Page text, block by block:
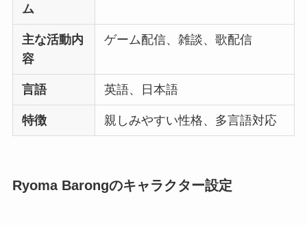
ム
主な活動内
容
ゲーム配信、雑談、歌配信
言語 英語、日本語
特徴 親しみやすい性格、多言語対応
Ryoma Barongのキャラクター設定